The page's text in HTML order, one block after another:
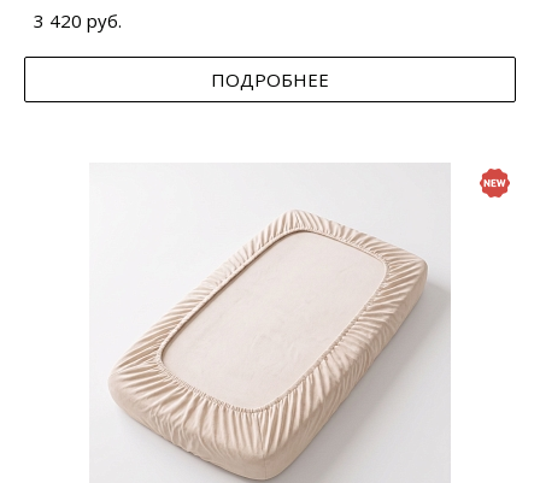
3 420 руб.
ПОДРОБНЕЕ